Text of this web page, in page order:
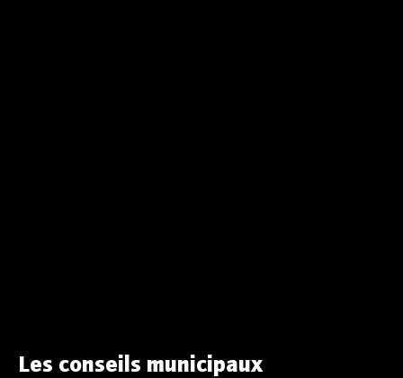
Les conseils municipaux